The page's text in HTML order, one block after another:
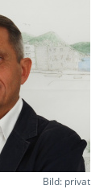
Bild: privat